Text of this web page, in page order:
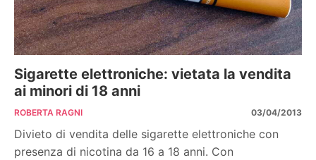
Sigarette elettroniche: vietata la vendita
ai minori di 18 anni
ROBERTA RAGNI 03/04/2013
Divieto di vendita delle sigarette elettroniche con
presenza di nicotina da 16 a 18 anni. Con